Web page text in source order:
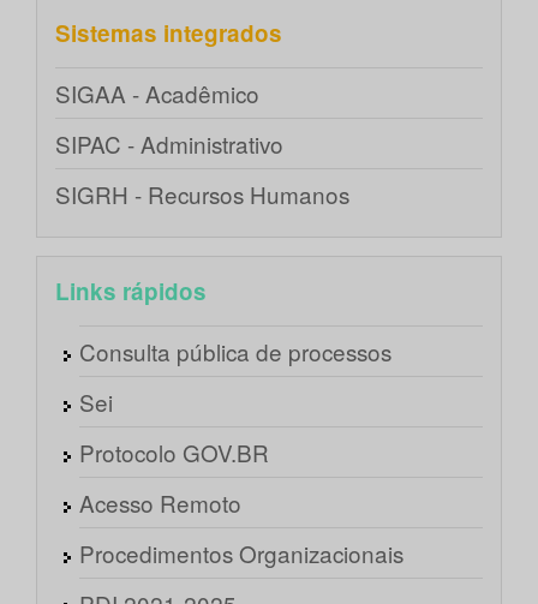
Sistemas integrados
SIGAA - Acadêmico
SIPAC - Administrativo
SIGRH - Recursos Humanos
Links rápidos
Consulta pública de processos
Sei
Protocolo GOV.BR
Acesso Remoto
Procedimentos Organizacionais